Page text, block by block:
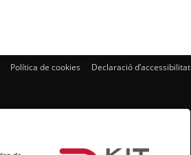
Política de cookies Declaració d’accessibilitat